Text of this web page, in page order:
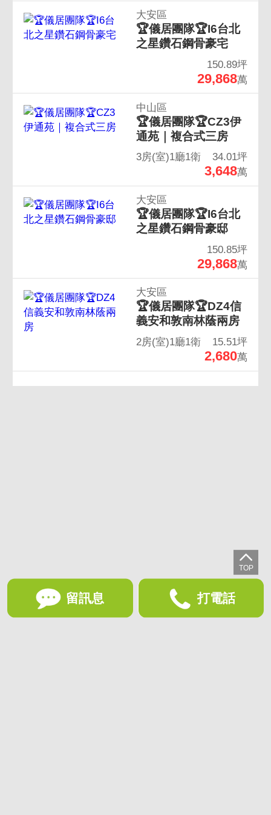
大安區
🏆儀居團隊🏆I6台北
之星鑽石鋼骨豪宅
150.89坪
29,868萬
中山區
🏆儀居團隊🏆CZ3伊
通苑｜複合式三房
3房(室)1廳1衛 34.01坪
3,648萬
大安區
🏆儀居團隊🏆I6台北
之星鑽石鋼骨豪邸
150.85坪
29,868萬
大安區
🏆儀居團隊🏆DZ4信
義安和敦南林蔭兩房
2房(室)1廳1衛 15.51坪
2,680萬
留訊息 打電話